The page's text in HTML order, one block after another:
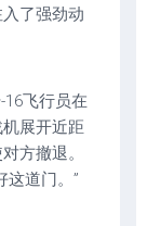
了强劲动
16飞行员在
展开近距
方撤退。
这道门。”